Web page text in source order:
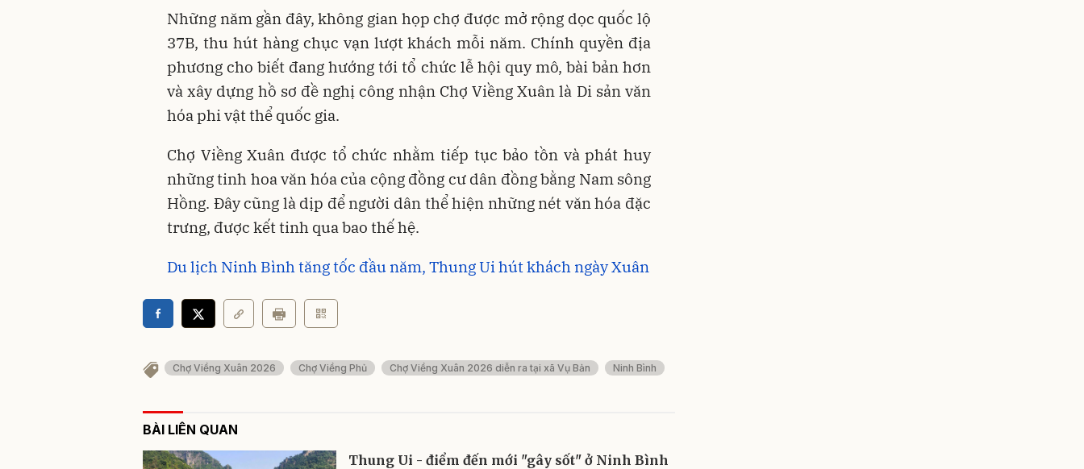
Những năm gần đây, không gian họp chợ được mở rộng dọc quốc lộ
37B, thu hút hàng chục vạn lượt khách mỗi năm. Chính quyền địa
phương cho biết đang hướng tới tổ chức lễ hội quy mô, bài bản hơn
và xây dựng hồ sơ đề nghị công nhận Chợ Viềng Xuân là Di sản văn
hóa phi vật thể quốc gia.
Chợ Viềng Xuân được tổ chức nhằm tiếp tục bảo tồn và phát huy
những tinh hoa văn hóa của cộng đồng cư dân đồng bằng Nam sông
Hồng. Đây cũng là dịp để người dân thể hiện những nét văn hóa đặc
trưng, được kết tinh qua bao thế hệ.
Du lịch Ninh Bình tăng tốc đầu năm, Thung Ui hút khách ngày Xuân
Chợ Viềng Xuân 2026 Chợ Viềng Phủ Chợ Viềng Xuân 2026 diễn ra tại xã Vụ Bản Ninh Bình
BÀI LIÊN QUAN
Thung Ui - điểm đến mới "gây sốt" ở Ninh Bình